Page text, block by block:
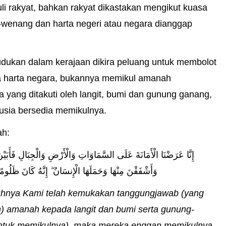
rakyat, bahkan rakyat dikastakan mengikut kuasa
dan harta negeri atau negara dianggap
dalam kerajaan dikira peluang untuk membolot
harta negara, bukannya memikul amanah
yang ditakuti oleh langit, bumi dan gunung ganang,
bersedia memikulnya.
إِنَّا عَرَضْنَا الْأَمَانَةَ عَلَى السَّمَاوَاتِ وَالْأَرْضِ وَالْجِبَالِ
وَأَشْفَقْنَ مِنْهَا وَحَمَلَهَا الْإِنسَانُ ۖ إِنَّهُ كَانَ ظَلُومًا
Kami telah kemukakan tanggungjawab (yang
amanah kepada langit dan bumi serta gunung-